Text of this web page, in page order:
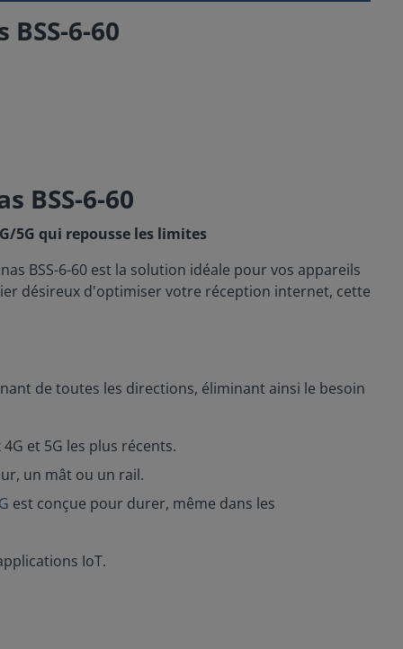
6-60
BSS-6-60
5G qui repousse les limites
BSS-6-60 est la solution idéale pour vos appareils
désireux d'optimiser votre réception internet, cette
de toutes les directions, éliminant ainsi le besoin
et 5G les plus récents.
un mât ou un rail.
est conçue pour durer, même dans les
IoT.